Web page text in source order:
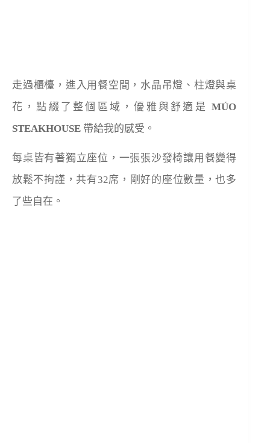
走過櫃檯，進入用餐空間，水晶吊燈、柱燈與桌
花，點綴了整個區域，優雅與舒適是MÚO
STEAKHOUSE 帶給我的感受。
每桌皆有著獨立座位，一張張沙發椅讓用餐變得
放鬆不拘謹，共有32席，剛好的座位數量，也多
了些自在。